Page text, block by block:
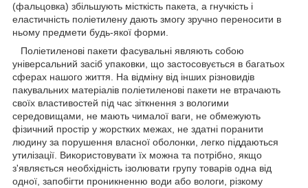
(фальцовка) збільшують місткість пакета, а гнучкість і
еластичність поліетилену дають змогу зручно переносити в
ньому предмети будь-якої форми.
Поліетиленові пакети фасувальні являють собою
універсальний засіб упаковки, що застосовується в багатьох
сферах нашого життя. На відміну від інших різновидів
пакувальних матеріалів поліетиленові пакети не втрачають
своїх властивостей під час зіткнення з вологими
середовищами, не мають чималої ваги, не обмежують
фізичний простір у жорстких межах, не здатні поранити
людину за порушення власної оболонки, легко піддаються
утилізації. Використовувати їх можна та потрібно, якщо
з'являється необхідність ізолювати групу товарів одна від
одної, запобігти проникненню води або вологи, різкому